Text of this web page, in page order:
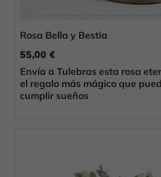
Rosa Bella y Bestia
55,00 €
Envía a Tulebras esta rosa
el regalo más mágico que
cumplir sueños